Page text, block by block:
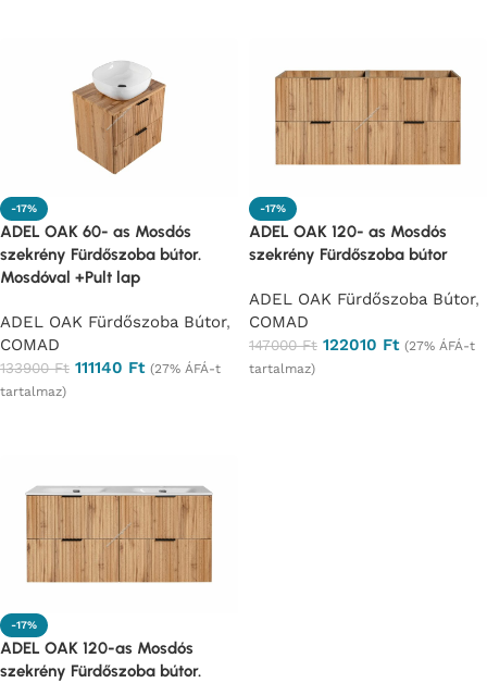
-17%
ADEL OAK 60- as Mosdós
szekrény Fürdőszoba bútor.
Mosdóval +Pult lap
ADEL OAK Fürdőszoba Bútor,
COMAD
133900Ft 111140 Ft (27% ÁFÁ-t
tartalmaz)
-17%
ADEL OAK 120- as Mosdós
szekrény Fürdőszoba bútor
ADEL OAK Fürdőszoba Bútor,
COMAD
147000Ft 122010 Ft (27% ÁFÁ-t
tartalmaz)
-17%
ADEL OAK 120-as Mosdós
szekrény Fürdőszoba bútor.